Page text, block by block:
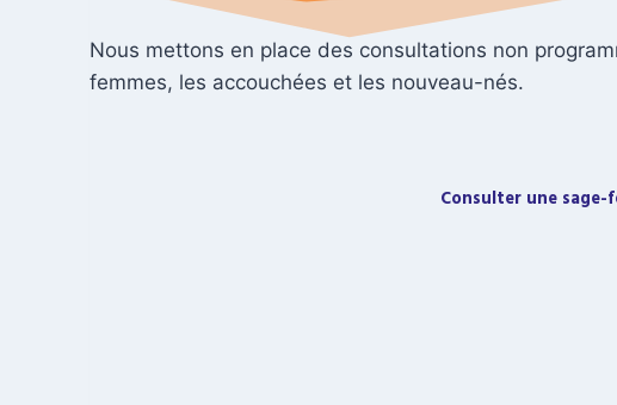
Nous mettons en place des consultations non
femmes, les accouchées et les nouveau-nés.
Consulter une sage-